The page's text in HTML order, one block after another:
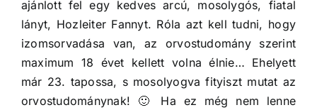
ajánlott fel egy kedves arcú, mosolygós, fiatal
lányt, Hozleiter Fannyt. Róla azt kell tudni, hogy
izomsorvadása van, az orvostudomány szerint
maximum 18 évet kellett volna élnie… Ehelyett
már 23. tapossa, s mosolyogva fityiszt mutat az
orvostudománynak! 🙂 Ha ez még nem lenne